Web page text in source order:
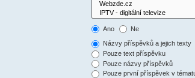
Ano Ne
Názvy příspěvků a jejich texty
Pouze text příspěvku
Pouze názvy příspěvků
Pouze první příspěvek v